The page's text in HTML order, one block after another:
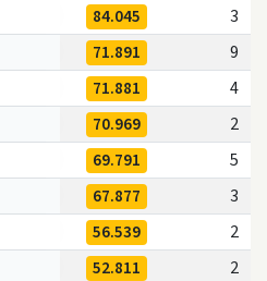
84.045
3
71.891
9
71.881
4
70.969
2
69.791
5
67.877
3
56.539
2
52.811
2